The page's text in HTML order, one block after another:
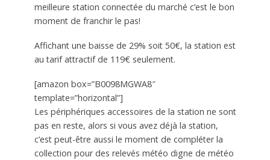
meilleure station connectée du marché c’est le bon
moment de franchir le pas!
Affichant une baisse de 29% soit 50€, la station est
au tarif attractif de 119€ seulement.
[amazon box=”B0098MGWA8″
template=”horizontal”]
Les périphériques accessoires de la station ne sont
pas en reste, alors si vous avez déjà la station,
c’est peut-être aussi le moment de compléter la
collection pour des relevés météo digne de météo